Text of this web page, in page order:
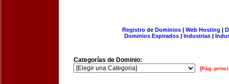
Registro de Dominios| Web Hosting |
Dominios Expirados | Industrias |
Categorías de Dominio:
[Pág.